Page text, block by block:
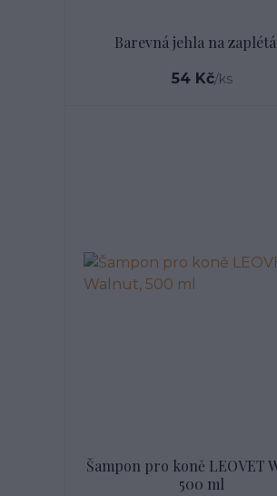
Barevná jehla na
54 Kč/ks
Šampon pro koně LEOVET
500 ml